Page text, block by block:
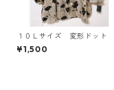
１０Ｌサイズ 変形ドット
花柄 ボウタイブラウス オ
フホワイト KAE-4774
¥1,500